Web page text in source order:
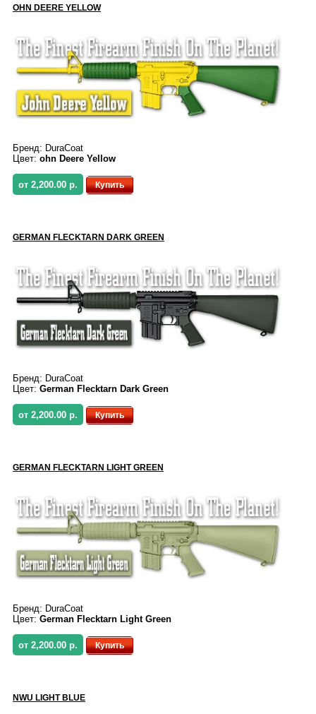
OHN DEERE YELLOW
Бренд: DuraCoat
Цвет: ohn Deere Yellow
от 2,200.00 р. Купить
GERMAN FLECKTARN DARK GREEN
Бренд: DuraCoat
Цвет: German Flecktarn Dark Green
от 2,200.00 р. Купить
GERMAN FLECKTARN LIGHT GREEN
Бренд: DuraCoat
Цвет: German Flecktarn Light Green
от 2,200.00 р. Купить
NWU LIGHT BLUE